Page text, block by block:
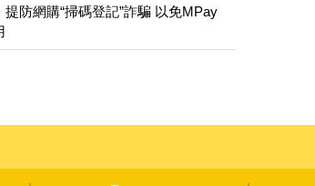
提防網購“掃碼登記”詐騙 以免MPay